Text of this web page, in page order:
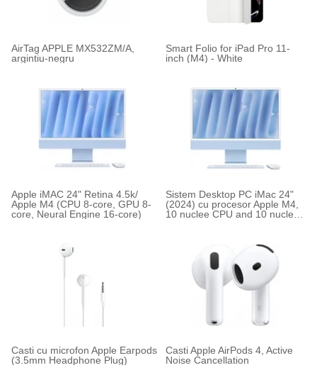
AirTag APPLE MX532ZM/A,
argintiu-negru
Smart Folio for iPad Pro 11-
inch (M4) - White
Apple iMAC 24" Retina 4.5k/
Apple M4 (CPU 8-core, GPU 8-
core, Neural Engine 16-core)
Sistem Desktop PC iMac 24"
(2024) cu procesor Apple M4,
10 nuclee CPU and 10 nuclee
Casti cu microfon Apple Earpods
(3.5mm Headphone Plug)
Casti Apple AirPods 4, Active
Noise Cancellation